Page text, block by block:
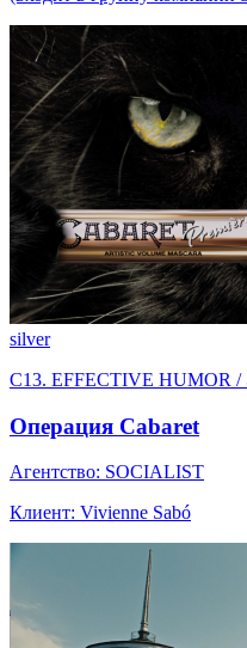
silver
C13. EFFECTIVE HUMOR
Операция Cabaret
Агентство: SOCIALIST
Клиент: Vivienne Sabó